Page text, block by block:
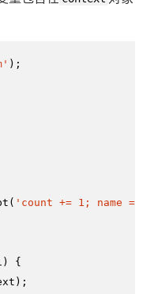
);
( 'count += 1; name =
{